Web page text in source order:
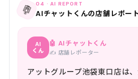
🤖 04 · AI REPORT
AIチャットくんの店舗レポー
AI
くん
🤖 AIチャットくん
✍️ 店舗レポーター
アットグループ池袋東口店は